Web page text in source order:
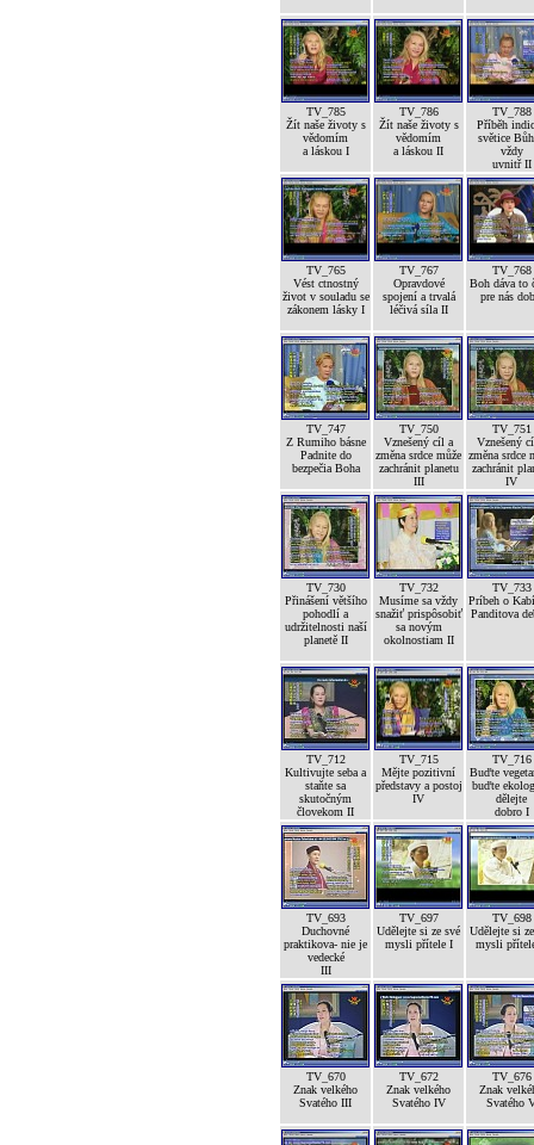
TV_785
Žít naše životy s
vědomím
a láskou I
TV_786
Žít naše životy s
vědomím
a láskou II
TV_788
Příběh
světice
vždy
uvnitř II
TV_765
Vést ctnostný
život v souladu se
zákonem lásky I
TV_767
Opravdové
spojení a trvalá
léčivá síla II
TV_768
Boh dáva to
pre nás
TV_747
Z Rumiho básne
Padnite do
bezpečia Boha
TV_750
Vznešený cíl a
změna srdce může
zachránit planetu
III
TV_751
Vznešený
změna srdce
zachránit
IV
TV_730
Přinášení většího
pohodlí a
udržitelnosti naší
planetě II
TV_732
Musíme sa vždy
snažiť prispôsobiť
sa novým
okolnostiam II
TV_733
Príbeh o
Panditova
TV_712
Kultivujte seba a
staňte sa
skutočným
človekom II
TV_715
Mějte pozitivní
představy a postoj
IV
TV_716
Buďte
buďte
dělejte
dobro I
TV_693
Duchovné
praktikova- nie je
vedecké
III
TV_697
Udělejte si ze své
mysli přítele I
TV_698
Udělejte si
mysli
TV_670
Znak velkého
Svatého III
TV_672
Znak velkého
Svatého IV
TV_676
Znak
Svatého